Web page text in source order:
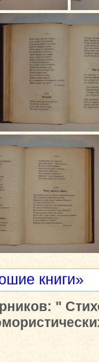
книги»
"